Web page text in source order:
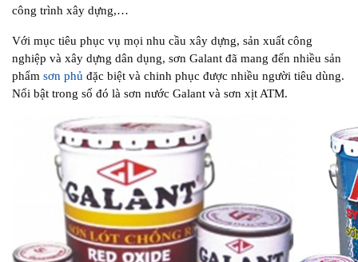
công trình xây dựng,…
Với mục tiêu phục vụ mọi nhu cầu xây dựng, sản xuất công
nghiệp và xây dựng dân dụng, sơn Galant đã mang đến nhiều sản
phẩm sơn phủ đặc biệt và chinh phục được nhiều người tiêu dùng.
Nổi bật trong số đó là sơn nước Galant và sơn xịt ATM.